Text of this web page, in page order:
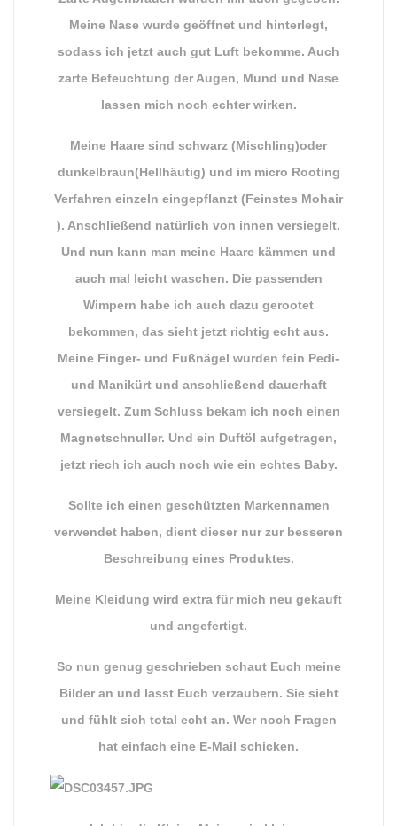
Meine Nase wurde geöffnet und hinterlegt,
sodass ich jetzt auch gut Luft bekomme. Auch
zarte Befeuchtung der Augen, Mund und Nase
lassen mich noch echter wirken.
Meine Haare sind schwarz (Mischling)oder
dunkelbraun(Hellhäutig) und im micro Rooting
Verfahren einzeln eingepflanzt (Feinstes Mohair
). Anschließend natürlich von innen versiegelt.
Und nun kann man meine Haare kämmen und
auch mal leicht waschen. Die passenden
Wimpern habe ich auch dazu gerootet
bekommen, das sieht jetzt richtig echt aus.
Meine Finger- und Fußnägel wurden fein Pedi-
und Manikürt und anschließend dauerhaft
versiegelt. Zum Schluss bekam ich noch einen
Magnetschnuller. Und ein Duftöl aufgetragen,
jetzt riech ich auch noch wie ein echtes Baby.
Sollte ich einen geschützten Markennamen
verwendet haben, dient dieser nur zur besseren
Beschreibung eines Produktes.
Meine Kleidung wird extra für mich neu gekauft
und angefertigt.
So nun genug geschrieben schaut Euch meine
Bilder an und lasst Euch verzaubern. Sie sieht
und fühlt sich total echt an. Wer noch Fragen
hat einfach eine E-Mail schicken.